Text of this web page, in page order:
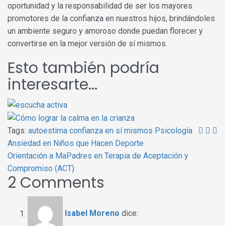
oportunidad y la responsabilidad de ser los mayores
promotores de la confianza en nuestros hijos, brindándoles
un ambiente seguro y amoroso donde puedan florecer y
convertirse en la mejor versión de sí mismos.
Esto también podría
interesarte...
Tags: autoestima confianza en sí mismos Psicología
Navegación
de
entradas
Ansiedad en Niños que Hacen Deporte
Orientación a MaPadres en Terapia de Aceptación y
Compromiso (ACT)
2 Comments
Isabel Moreno dice: